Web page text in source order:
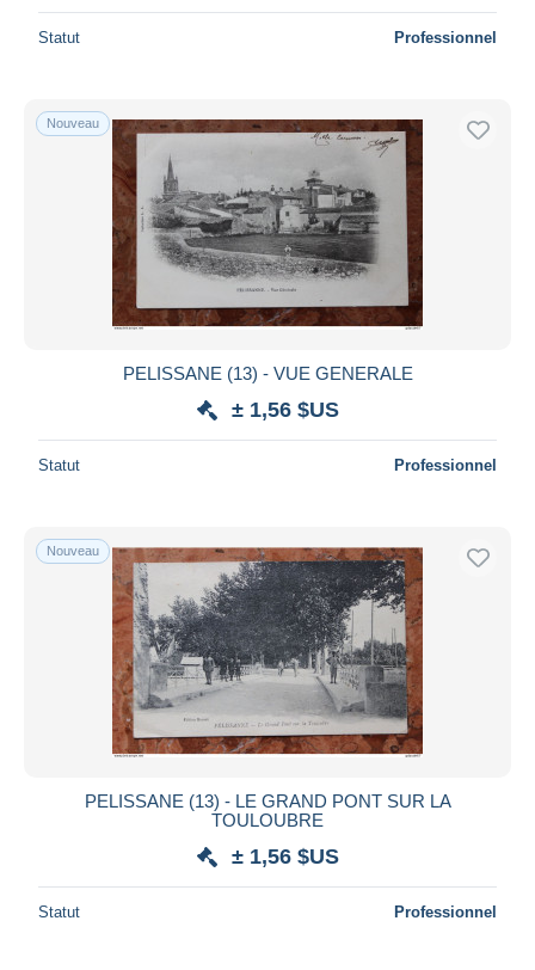
Statut Professionnel
Nouveau
PELISSANE (13) - VUE GENERALE
± 1,56 $US
Statut Professionnel
Nouveau
PELISSANE (13) - LE GRAND PONT SUR LA
TOULOUBRE
± 1,56 $US
Statut Professionnel